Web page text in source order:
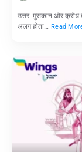
उत्तर: मुसकान और क्रोध
अलग होता… Read